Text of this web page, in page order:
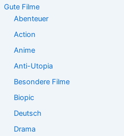
n
Gute Filme
Abenteuer
Action
Anime
Anti-Utopia
Besondere Filme
Biopic
Deutsch
Drama